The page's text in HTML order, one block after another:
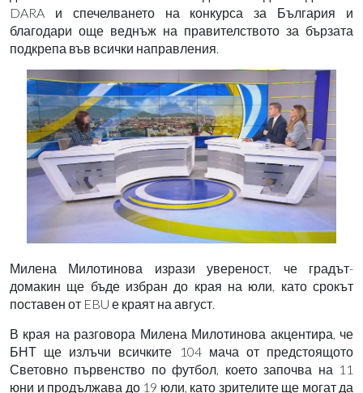
DARA и спечелването на конкурса за България и
благодари още веднъж на правителството за бързата
подкрепа във всички направления.
Милена Милотинова изрази увереност, че градът-
домакин ще бъде избран до края на юли, като срокът
поставен от EBU е краят на август.
В края на разговора Милена Милотинова акцентира, че
БНТ ще излъчи всичките 104 мача от предстоящото
Световно първенство по футбол, което започва на 11
юни и продължава до 19 юли, като зрителите ще могат да